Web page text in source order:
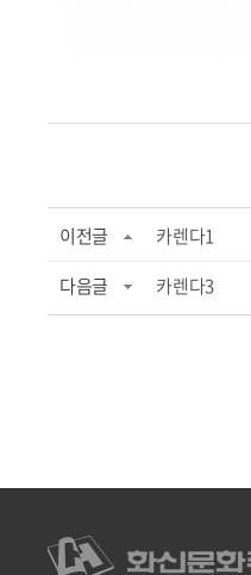
이전글
카렌다1
다음글
카렌다3